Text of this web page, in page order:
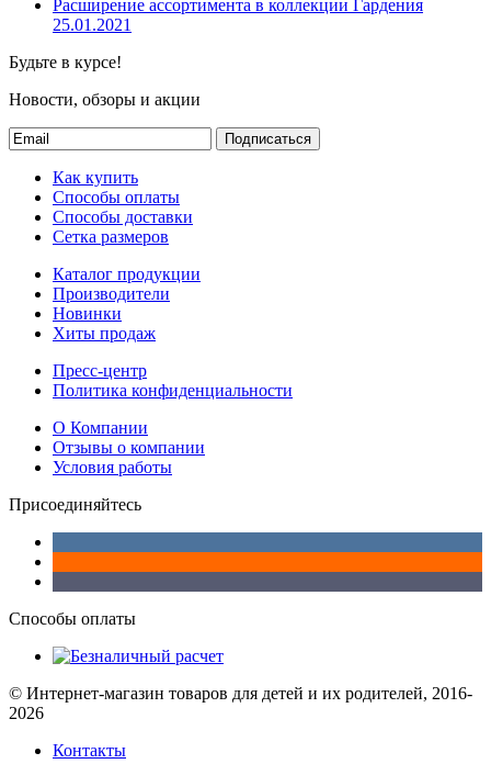
Расширение ассортимента в коллекции Гардения
25.01.2021
Будьте в курсе!
Новости, обзоры и акции
Подписаться
Как купить
Способы оплаты
Способы доставки
Сетка размеров
Каталог продукции
Производители
Новинки
Хиты продаж
Пресс-центр
Политика конфиденциальности
О Компании
Отзывы о компании
Условия работы
Присоединяйтесь
Способы оплаты
© Интернет-магазин товаров для детей и их родителей, 2016-
2026
Контакты